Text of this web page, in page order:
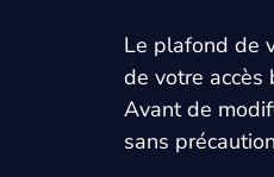
Le plafond de
de votre accès
Avant de
sans